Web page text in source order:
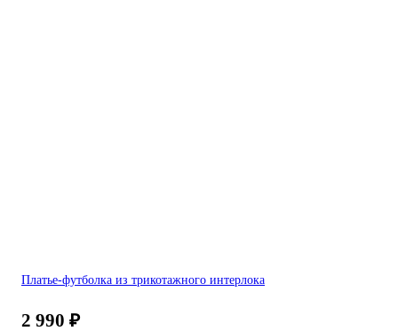
Платье-футболка из трикотажного интерлока
2 990 ₽